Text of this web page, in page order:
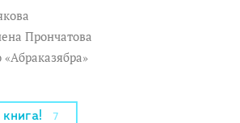
Прончатова
«Абраказябра»
7